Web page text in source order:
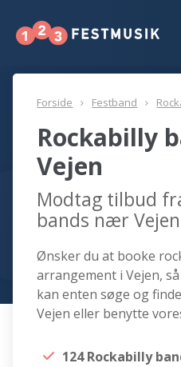
Forside Festband
Rockabilly
Vejen
Modtag tilbud
bands nær
Ønsker du at booke
arrangement i Vejen,
kan enten søge og
Vejen eller benytte
124 Rockabilly